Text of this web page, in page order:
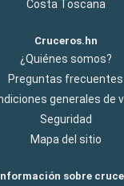
Costa Toscana
Cruceros.hn
¿Quiénes somos?
Preguntas frecuentes
generales de
Seguridad
Mapa del sitio
sobre